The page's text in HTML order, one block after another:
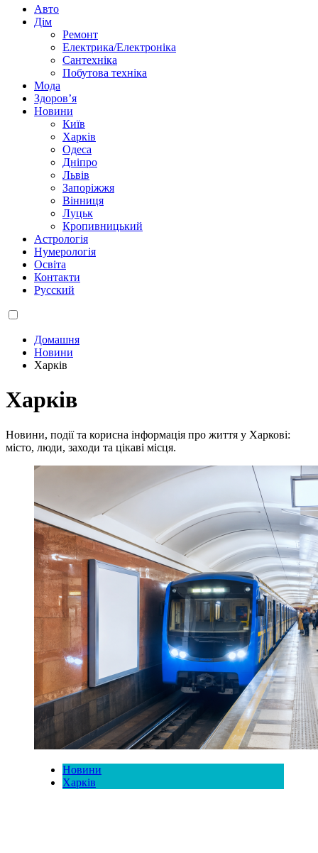
Авто
Дім
Ремонт
Електрика/Електроніка
Сантехніка
Побутова техніка
Мода
Здоров’я
Новини
Київ
Харків
Одеса
Дніпро
Львів
Запоріжжя
Вінниця
Луцьк
Кропивницький
Астрологія
Нумерологія
Освіта
Контакти
Русский
Домашня
Новини
Харків
Харків
Новини, події та корисна інформація про життя у Харкові:
місто, люди, заходи та цікаві місця.
Новини
Харків